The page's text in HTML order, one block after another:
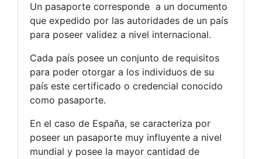
Un pasaporte corresponde a un documento
que expedido por las autoridades de un país
para poseer validez a nivel internacional.
Cada país posee un conjunto de requisitos
para poder otorgar a los individuos de su
país este certificado o credencial conocido
como pasaporte.
En el caso de España, se caracteriza por
poseer un pasaporte muy influyente a nivel
mundial y posee la mayor cantidad de